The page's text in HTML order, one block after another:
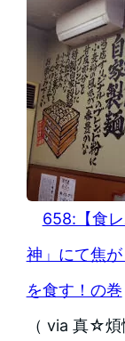
658:【食
神」にて焦
を食す！の巻
（ via 真☆煩